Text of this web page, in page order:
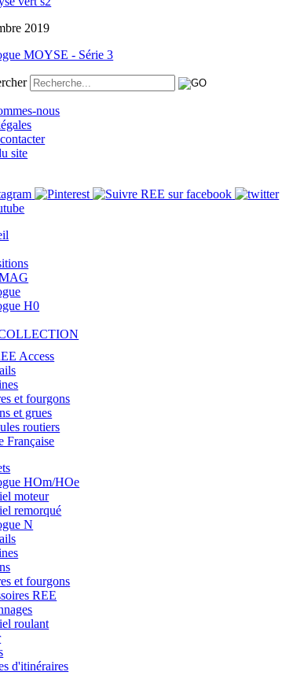
2019
MOYSE - Série 3
nous
site
H0
Access
et fourgons
et grues
routiers
Française
HOm/HOe
moteur
remorqué
N
et fourgons
REE
roulant
d'itinéraires